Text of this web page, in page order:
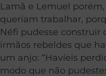
Lamã e Lemuel
queriam trabalhar,
Néfi pudesse construir
irmãos rebeldes que
um anjo: “Havíeis
modo que não